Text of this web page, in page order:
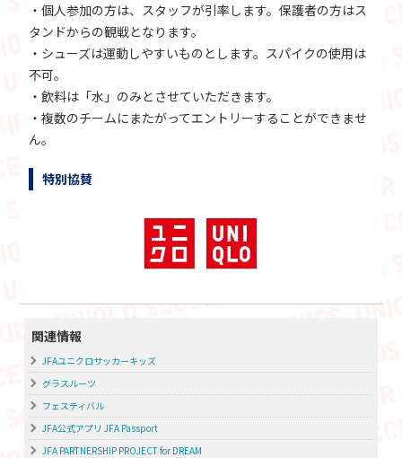
・個人参加の方は、スタッフが引率します。保護者の方はス
タンドからの観戦となります。
・シューズは運動しやすいものとします。スパイクの使用は
不可。
・飲料は「水」のみとさせていただきます。
・複数のチームにまたがってエントリーすることができませ
ん。
特別協賛
関連情報
JFAユニクロサッカーキッズ
グラスルーツ
フェスティバル
JFA公式アプリ JFA Passport
JFA PARTNERSHIP PROJECT for DREAM